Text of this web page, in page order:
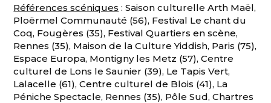
Références scéniques : Saison culturelle Arth Maël,
Ploërmel Communauté (56), Festival Le chant du
Coq, Fougères (35), Festival Quartiers en scène,
Rennes (35), Maison de la Culture Yiddish, Paris (75),
Espace Europa, Montigny les Metz (57), Centre
culturel de Lons le Saunier (39), Le Tapis Vert,
Lalacelle (61), Centre culturel de Blois (41), La
Péniche Spectacle, Rennes (35), Pôle Sud, Chartres